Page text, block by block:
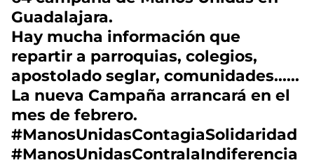
Guadalajara.
Hay mucha información que
repartir a parroquias, colegios,
apostolado seglar, comunidades......
La nueva Campaña arrancará en el
mes de febrero.
#ManosUnidasContagiaSolidaridad
#ManosUnidasContralaIndiferencia